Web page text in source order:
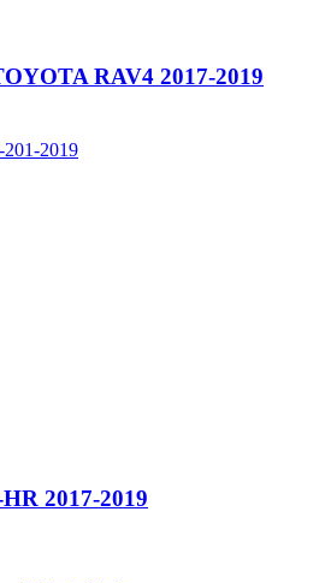
RAV4 2017-2019
2017-2019